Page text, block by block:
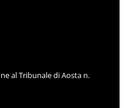
al Tribunale di Aosta n.